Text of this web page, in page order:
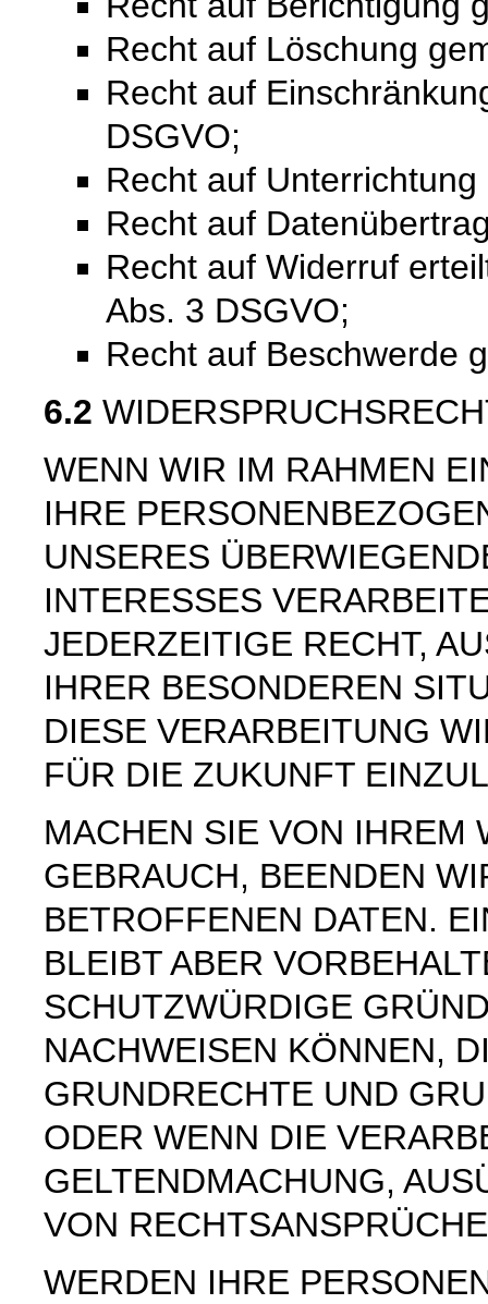
Recht auf Löschung
Recht auf
DSGVO;
Recht auf
Recht auf
Recht auf Widerruf
Abs. 3 DSGVO;
Recht auf Beschwerde
6.2
WENN WIR IM RAHMEN
IHRE
UNSERES
INTERESSES
JEDERZEITIGE RECHT,
IHRER BESONDEREN
DIESE VERARBEITUNG
FÜR DIE ZUKUNFT
MACHEN SIE VON IHREM
GEBRAUCH, BEENDEN
BETROFFENEN DATEN.
BLEIBT ABER
SCHUTZWÜRDIGE
NACHWEISEN KÖNNEN,
GRUNDRECHTE UND
ODER WENN DIE
GELTENDMACHUNG,
VON
WERDEN IHRE